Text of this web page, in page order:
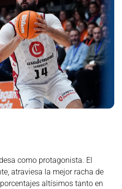
como protagonista. El
atraviesa la mejor racha de
altísimos tanto en